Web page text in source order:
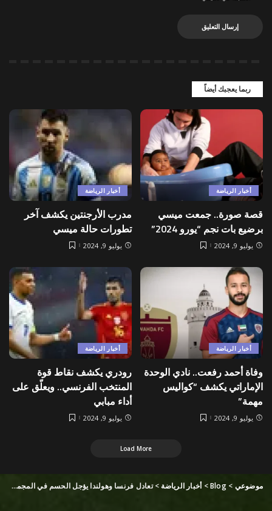
ربما يعجبك أيضاً
أخبار الرياضة
قصة صورة.. جمعت ميسي
برضيع بات نجم “يورو 2024”
يوليو 9, 2024
أخبار الرياضة
مدرب الأرجنتين يكشف آخر
تطورات حالة ميسي
يوليو 9, 2024
أخبار الرياضة
وفاة أحمد رفعت.. نادي الوحدة
الإماراتي يكشف “كواليس
مهمة”
يوليو 9, 2024
أخبار الرياضة
رودري يكشف نقاط قوة
المنتخب الفرنسي.. ويعلّق على
أداء مبابي
يوليو 9, 2024
Load More
موضوعي >
Blog
>أخبار الرياضة >تعادل فرنسا وهولندا يؤجل الحسم في المجموعة الرابعة